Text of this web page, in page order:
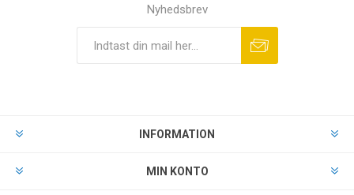
Nyhedsbrev
INFORMATION
MIN KONTO